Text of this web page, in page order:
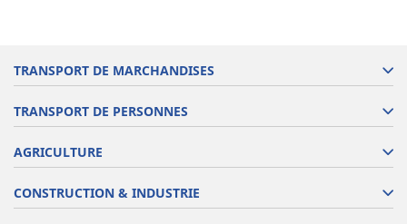
TRANSPORT DE MARCHANDISES
TRANSPORT DE PERSONNES
AGRICULTURE
CONSTRUCTION & INDUSTRIE